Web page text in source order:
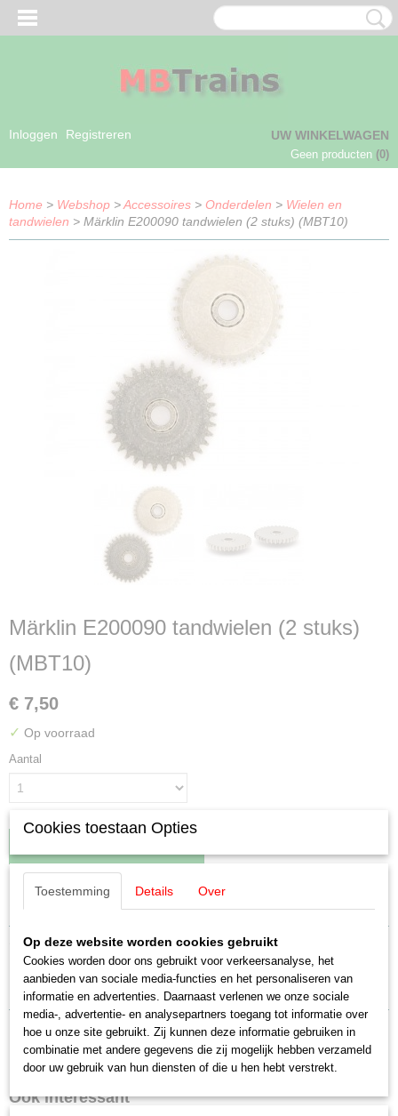
Inloggen Registreren UW WINKELWAGEN
Geen producten (0)
Home > Webshop >Accessoires > Onderdelen > Wielen en
tandwielen > Märklin E200090 tandwielen (2 stuks) (MBT10)
Märklin E200090 tandwielen (2 stuks)
(MBT10)
€ 7,50
✓ Op voorraad
Aantal
Specificaties
EAN code
4031111044535
Productcode leverancier
E200090
Schaal
H0 (1:87)
Staat
Nieuw
Omschrijving
Märklin E200090 tandwielen (2 stuks)
Ook interessant
Cookies toestaan Opties
Toestemming Details Over
Op deze website worden cookies gebruikt
Cookies worden door ons gebruikt voor verkeersanalyse, het
aanbieden van sociale media-functies en het personaliseren van
informatie en advertenties. Daarnaast verlenen we onze sociale
media-, advertentie- en analysepartners toegang tot informatie over
hoe u onze site gebruikt. Zij kunnen deze informatie gebruiken in
combinatie met andere gegevens die zij mogelijk hebben verzameld
door uw gebruik van hun diensten of die u hen hebt verstrekt.